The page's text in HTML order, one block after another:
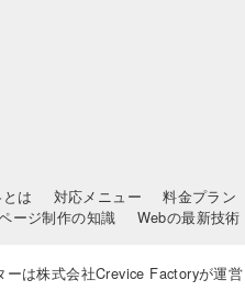
は 対応メニュー 料金プラン
ージ制作の知識 Webの最新技術
は株式会社Crevice Factoryが運営